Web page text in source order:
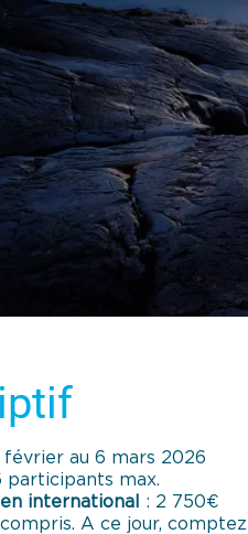
février au 6 mars 2026
participants max.
international
: 2 750€
A ce jour,